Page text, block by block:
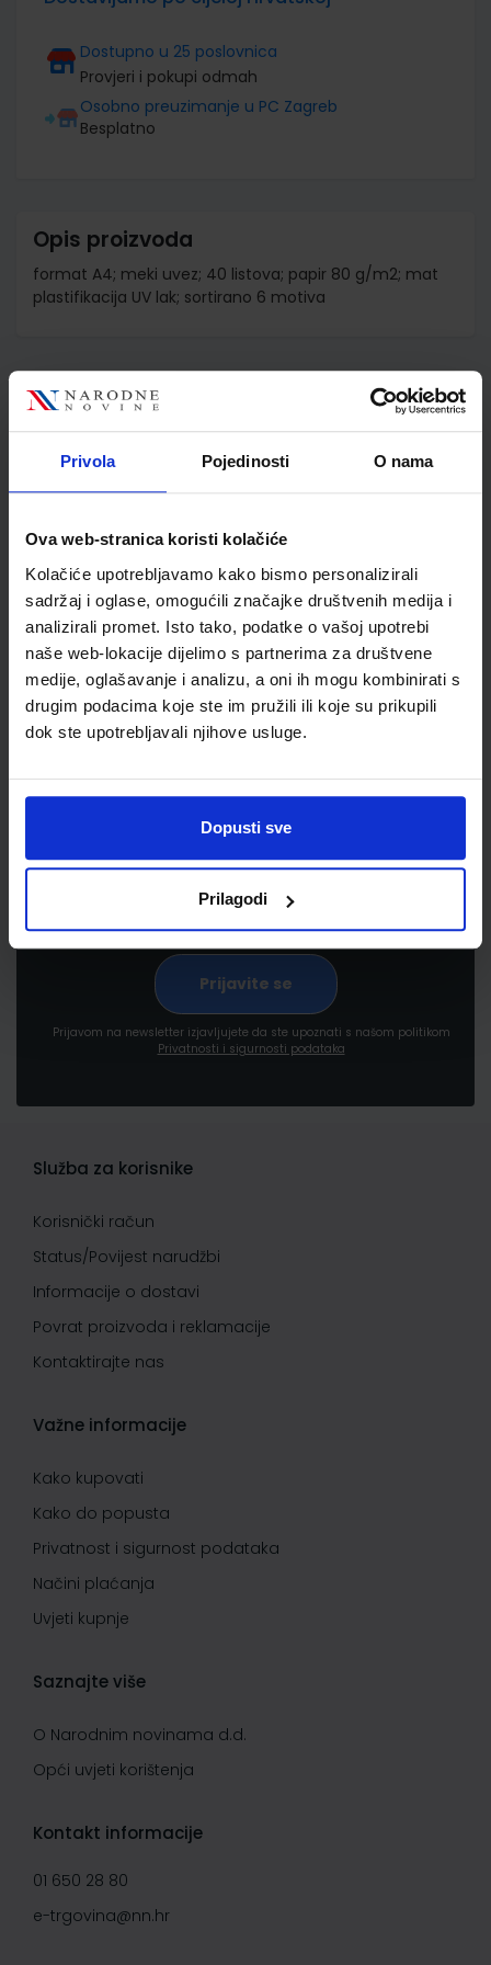
Privola Pojedinosti O nama
Ova web-stranica koristi kolačiće
Kolačiće upotrebljavamo kako bismo personalizirali
sadržaj i oglase, omogućili značajke društvenih medija i
analizirali promet. Isto tako, podatke o vašoj upotrebi
naše web-lokacije dijelimo s partnerima za društvene
medije, oglašavanje i analizu, a oni ih mogu kombinirati s
drugim podacima koje ste im pružili ili koje su prikupili
dok ste upotrebljavali njihove usluge.
Dopusti sve
Prilagodi
Dostupno u 25 poslovnica
Provjeri i pokupi odmah
Osobno preuzimanje u PC Zagreb
Besplatno
Opis proizvoda
format A4; meki uvez; 40 listova; papir 80 g/m2; mat
plastifikacija UV lak; sortirano 6 motiva
Detalji proizvoda
Šifra proizvoda
587402
Jedinična mjera
kom
Newsletter prijava
Prijavite se kako bi primali informacije o novim
proizvodima i uslugama, akcijama i drugim
pogodnostima
Prijavom na newsletter izjavljujete da ste upoznati s našom politikom
Privatnosti i sigurnosti podataka
Služba za korisnike
Korisnički račun
Status/Povijest narudžbi
Informacije o dostavi
Povrat proizvoda i reklamacije
Kontaktirajte nas
Važne informacije
Kako kupovati
Kako do popusta
Privatnost i sigurnost podataka
Načini plaćanja
Uvjeti kupnje
Saznajte više
O Narodnim novinama d.d.
Opći uvjeti korištenja
Kontakt informacije
01 650 28 80
e-trgovina@nn.hr